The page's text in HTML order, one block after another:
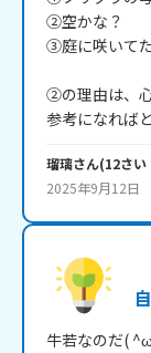
②空かな？
③庭に咲いて
②の理由は、
参考になれば
瑠璃さん(12さい
2025年9月12日
牛若なのだ(